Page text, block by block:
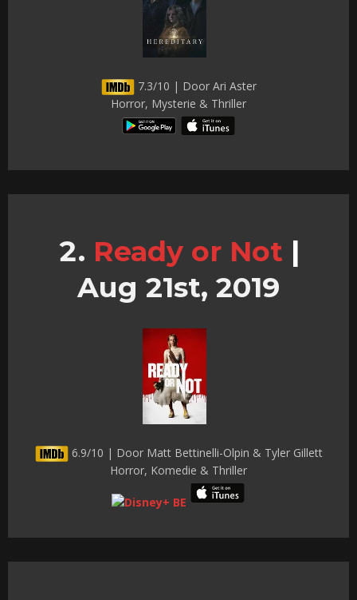
7.3/10 | Door Ari Aster
Horror, Mysterie & Thriller
Ready or Not |
Aug 21st, 2019
6.9/10 | Door Matt Bettinelli-Olpin & Tyler Gillett
Horror, Komedie & Thriller